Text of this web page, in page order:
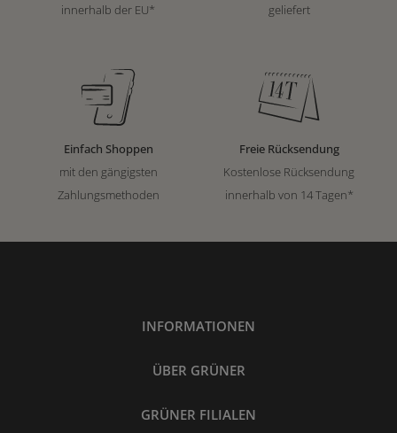
innerhalb der EU*
geliefert
Einfach Shoppen
mit den gängigsten
Zahlungsmethoden
Freie Rücksendung
Kostenlose Rücksendung
innerhalb von 14 Tagen*
INFORMATIONEN
ÜBER GRÜNER
GRÜNER FILIALEN